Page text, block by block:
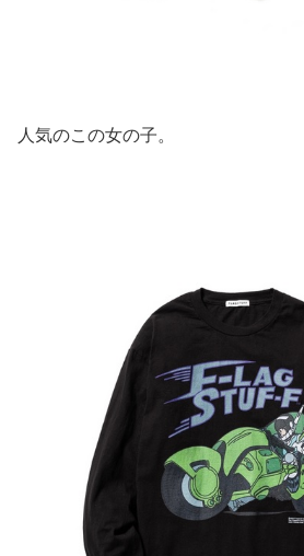
人気のこの女の子。